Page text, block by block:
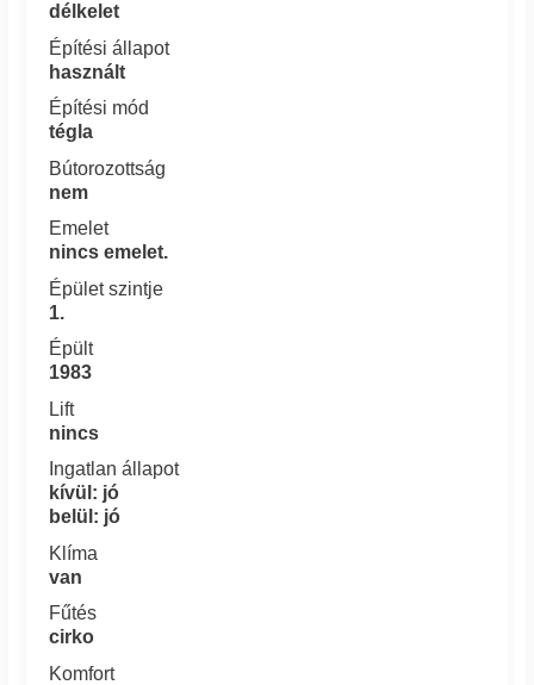
délkelet
Építési állapot
használt
Építési mód
tégla
Bútorozottság
nem
Emelet
nincs emelet.
Épület szintje
1.
Épült
1983
Lift
nincs
Ingatlan állapot
kívül: jó
belül: jó
Klíma
van
Fűtés
cirko
Komfort